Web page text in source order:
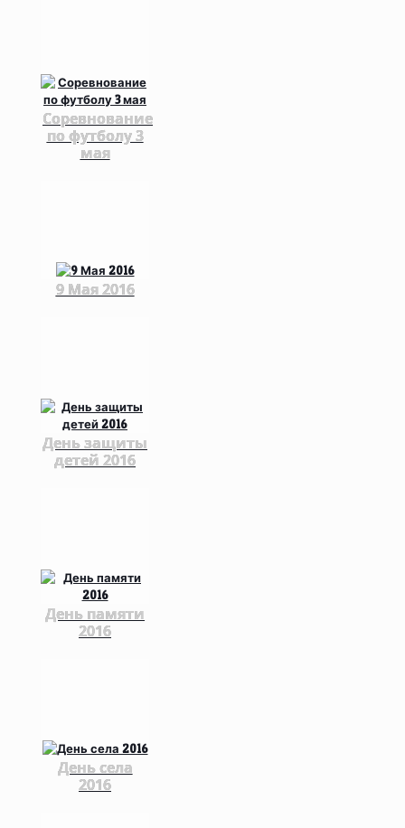
Соревнование
по футболу 3
мая
9 Мая 2016
День защиты
детей 2016
День памяти
2016
День села
2016